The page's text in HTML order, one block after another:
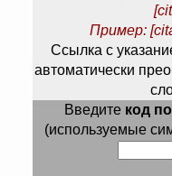
Пример:
Ссылка с
автоматически
Введите код
(используемые